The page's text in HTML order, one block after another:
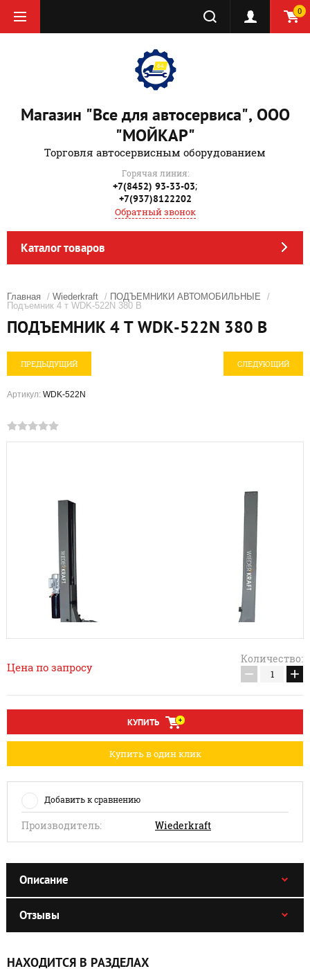
0
Магазин "Все для автосервиса", ООО
"МОЙКАР"
Торговля автосервисным оборудованием
Горячая линия:
+7(8452) 93-33-03;
+7(937)8122202
Обратный звонок
Каталог товаров
Главная / Wiederkraft / ПОДЪЕМНИКИ АВТОМОБИЛЬНЫЕ
/
Подъемник 4 т WDK-522N 380 В
ПОДЪЕМНИК 4 Т WDK-522N 380 В
ПРЕДЫДУЩИЙ СЛЕДУЮЩИЙ
Артикул: WDK-522N
Цена по запросу
Количество:
− +
КУПИТЬ
Купить в один клик
Добавить к сравнению
Производитель: Wiederkraft
Описание
Отзывы
НАХОДИТСЯ В РАЗДЕЛАХ